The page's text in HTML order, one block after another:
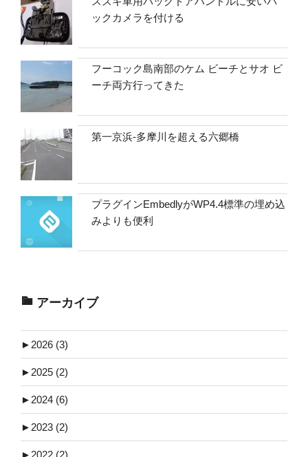
ックカメラを付ける
フーコック島南部のケム ビーチとサオ ビ
ーチ両方行ってきた
第一京浜-多摩川を超える六郷橋
プラグインEmbedlyがWP4.4標準の埋め込
みよりも便利
アーカイブ
► 2026 (3)
► 2025 (2)
► 2024 (6)
► 2023 (2)
► 2022 (2)